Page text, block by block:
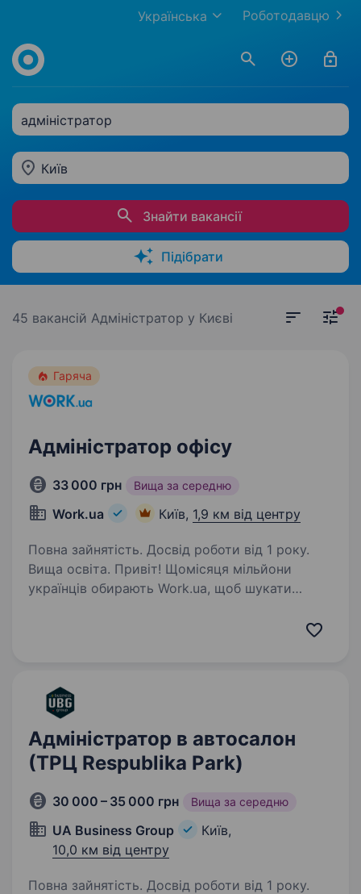
Роботодавцю
Українська
адміністратор
Київ
Знайти вакансії
Підібрати
45 вакансій Адміністратор у Києві
Гаряча
Адміністратор офісу
33 000 грн Вища за середню
Work.ua Київ, 1,9 км від центру
Повна зайнятість. Досвід роботи від 1 року.
Вища освіта. Привіт! Щомісяця мільйони
українців обирають Work.ua, щоб шукати
це не лише сервіс, а й команда людей та офіси
Адміністратор в автосалон
(ТРЦ Respublika Park)
30 000 – 35 000 грн Вища за середню
UA Business Group
Київ,
10,0 км від центру
Повна зайнятість. Досвід роботи від 1 року.